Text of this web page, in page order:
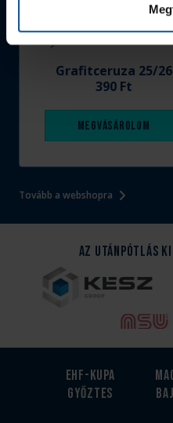
Tovább a webshopra
Grafitceruza 25/26
390 Ft
Megvásárolom
Az Utánpótlás
EHF-Kupa
győztes